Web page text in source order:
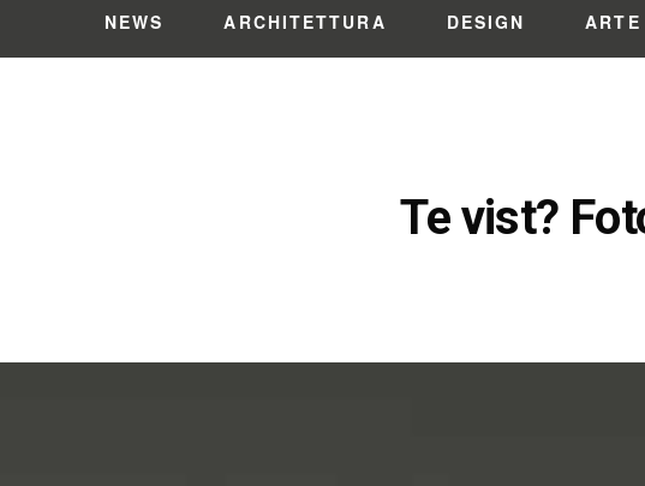
NEWS ARCHITETTURA DESIGN
Te vist?